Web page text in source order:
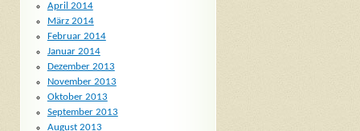
April 2014
März 2014
Februar 2014
Januar 2014
Dezember 2013
November 2013
Oktober 2013
September 2013
August 2013